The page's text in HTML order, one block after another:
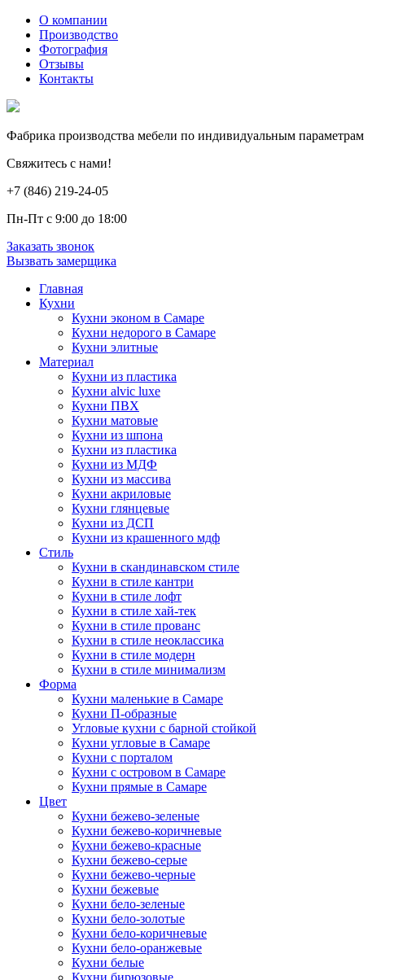
О компании
Производство
Фотография
Отзывы
Контакты
Фабрика производства мебели по индивидуальным параметрам
Свяжитесь с нами!
+7 (846) 219-24-05
Пн-Пт с 9:00 до 18:00
Заказать звонок
Вызвать замерщика
Главная
Кухни
Кухни эконом в Самаре
Кухни недорого в Самаре
Кухни элитные
Материал
Кухни из пластика
Кухни alvic luxe
Кухни ПВХ
Кухни матовые
Кухни из шпона
Кухни из пластика
Кухни из МДФ
Кухни из массива
Кухни акриловые
Кухни глянцевые
Кухни из ДСП
Кухни из крашенного мдф
Стиль
Кухни в скандинавском стиле
Кухни в стиле кантри
Кухни в стиле лофт
Кухни в стиле хай-тек
Кухни в стиле прованс
Кухни в стиле неоклассика
Кухни в стиле модерн
Кухни в стиле минимализм
Форма
Кухни маленькие в Самаре
Кухни П-образные
Угловые кухни с барной стойкой
Кухни угловые в Самаре
Кухни с порталом
Кухни с островом в Самаре
Кухни прямые в Самаре
Цвет
Кухни бежево-зеленые
Кухни бежево-коричневые
Кухни бежево-красные
Кухни бежево-серые
Кухни бежево-черные
Кухни бежевые
Кухни бело-зеленые
Кухни бело-золотые
Кухни бело-коричневые
Кухни бело-оранжевые
Кухни белые
Кухни бирюзовые